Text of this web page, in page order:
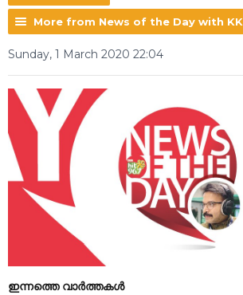
More from News of the Day with KK
Sunday, 1 March 2020 22:04
ഇന്നത്തെ വാർത്തകൾ